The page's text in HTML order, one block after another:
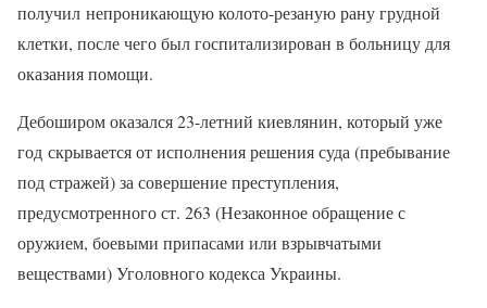
получил непроникающую колото-резаную рану грудной
клетки, после чего был госпитализирован в больницу для
оказания помощи.
Дебоширом оказался 23-летний киевлянин, который уже
год скрывается от исполнения решения суда (пребывание
под стражей) за совершение преступления,
предусмотренного ст. 263 (Незаконное обращение с
оружием, боевыми припасами или взрывчатыми
веществами) Уголовного кодекса Украины.